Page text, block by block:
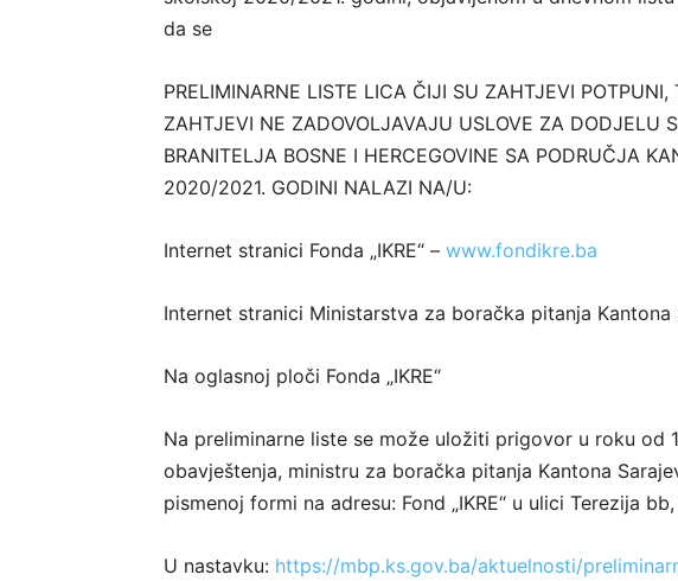
da se
PRELIMINARNE LISTE LICA ČIJI SU ZAHTJEVI
ZAHTJEVI NE ZADOVOLJAVAJU USLOVE ZA DODJELU
BRANITELJA BOSNE I HERCEGOVINE SA PODRUČJA
2020/2021. GODINI NALAZI NA/U:
Internet stranici Fonda „IKRE“ – www.fondikre.ba
Internet stranici Ministarstva za boračka pitanja Kantona
Na oglasnoj ploči Fonda „IKRE“
Na preliminarne liste se može uložiti prigovor u roku od
obavještenja, ministru za boračka pitanja Kantona
pismenoj formi na adresu: Fond „IKRE“ u ulici Terezija
U nastavku: https://mbp.ks.gov.ba/aktuelnosti/